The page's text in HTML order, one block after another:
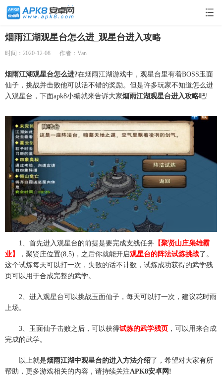
烟雨江湖观星台怎么进_观星台进入攻略
时间：2020-12-08 作者：Van
烟雨江湖观星台怎么进?在烟雨江湖游戏中，观星台里有着BOSS玉面
仙子，挑战并击败他可以活不错的奖励。但是许多玩家不知道怎么进
入观星台，下面apk8小编就来告诉大家烟雨江湖观星台进入攻略吧!
1、首先进入观星台的前提是要完成支线任务 【聚贤山庄枭雄霸
业】
，聚贤庄位置(8,5)，之后你就能开启观星台的阵法试炼挑战了。
这个试炼每天可以打一次，失败的话不计数，试炼成功获得的武学残
页可以用于合成完整的武学。
2、进入观星台可以挑战玉面仙子，每天可以打一次，建议花时雨
上场。
3、玉面仙子击败之后，可以获得试炼的武学残页 ，可以用来合成
完成的武学。
以上就是烟雨江湖中观星台的进入方法介绍了，希望对大家有所
帮助，更多游戏相关的内容，请持续关注APK8安卓网!